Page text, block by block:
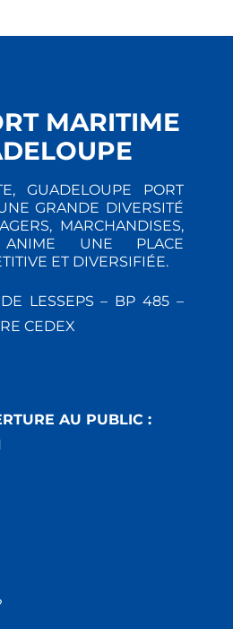
MARITIME
GUADELOUPE PORT
GRANDE DIVERSITÉ
MARCHANDISES,
UNE PLACE
ET DIVERSIFIÉE.
LESSEPS – BP 485 –
CEDEX
AU PUBLIC :